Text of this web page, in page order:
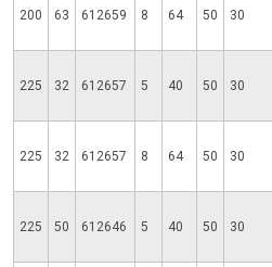
200 63 612659 8 64 50 30
225 32 612657 5 40 50 30
225 32 612657 8 64 50 30
225 50 612646 5 40 50 30